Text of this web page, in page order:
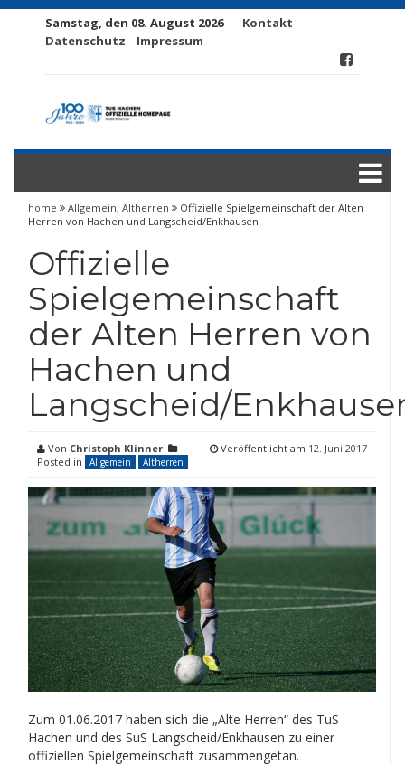
Samstag, den 08. August 2026
Kontakt
Datenschutz
Impressum
home Allgemein, Altherren
Offizielle Spielgemeinschaft der Alten
Herren von Hachen und Langscheid/Enkhausen
Offizielle
Spielgemeinschaft
der Alten Herren von
Hachen und
Langscheid/
Von Christoph Klinner
Posted in
Allgemein Altherren
Veröffentlicht am 12. Juni 2017
Zum 01.06.2017 haben sich die „Alte Herren“ des TuS
Hachen und des SuS Langscheid/Enkhausen zu einer
offiziellen Spielgemeinschaft zusammengetan.